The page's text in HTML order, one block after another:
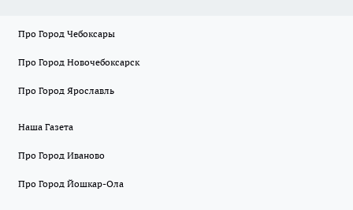
Про Город Чебоксары
Про Город Новочебоксарск
Про Город Ярославль
Наша Газета
Про Город Иваново
Про Город Йошкар-Ола